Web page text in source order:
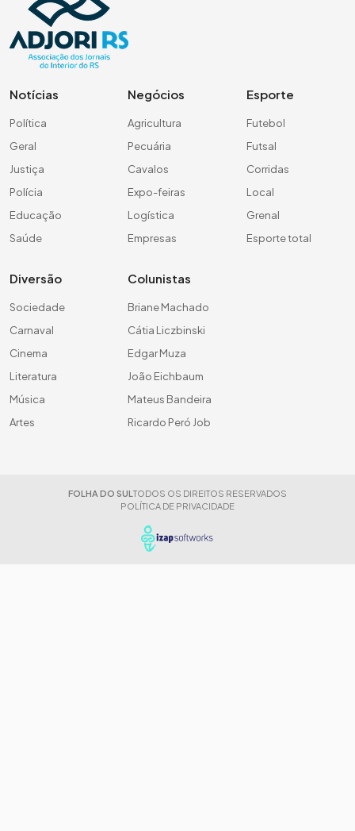
Notícias
Política
Geral
Justiça
Polícia
Educação
Saúde
Negócios
Agricultura
Pecuária
Cavalos
Expo-feiras
Logística
Empresas
Esporte
Futebol
Futsal
Corridas
Local
Grenal
Esporte total
Diversão
Sociedade
Carnaval
Cinema
Literatura
Música
Artes
Colunistas
Briane Machado
Cátia Liczbinski
Edgar Muza
João Eichbaum
Mateus Bandeira
Ricardo Peró Job
FOLHA DO SUL TODOS OS DIREITOS RESERVADOS
POLÍTICA DE PRIVACIDADE